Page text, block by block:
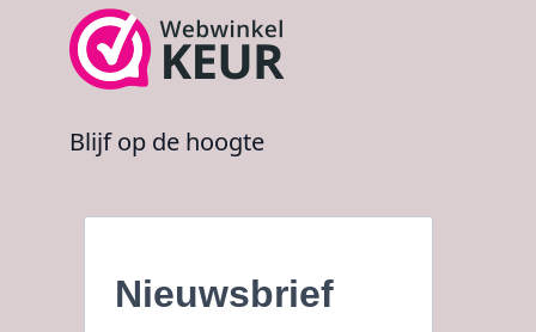
Blijf op de hoogte
Nieuwsbrief